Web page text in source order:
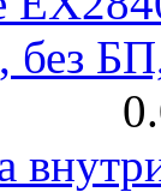
без